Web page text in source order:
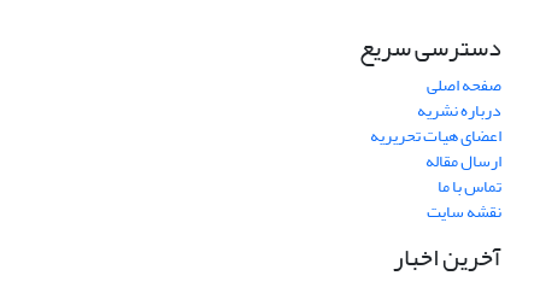
دسترسی سریع
صفحه اصلی
درباره نشریه
اعضای هیات تحریریه
ارسال مقاله
تماس با ما
نقشه سایت
آخرین اخبار